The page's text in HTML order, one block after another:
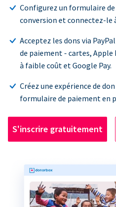
Configurez un formulaire
conversion et connectez-le
Acceptez les dons via
de paiement - cartes, Apple
à faible coût et Google Pay.
Créez une expérience de
formulaire de paiement en
S'inscrire gratuitement